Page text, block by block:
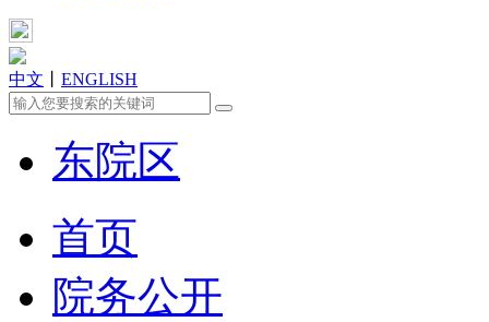
中文 ENGLISH
东院区
首页
院务公开